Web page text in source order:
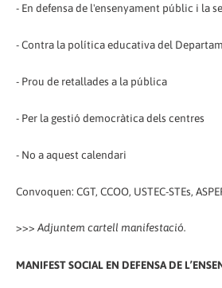
- En defensa de l'ensenyament públic i la
- Contra la política educativa del
- Prou de retallades a la pública
- Per la gestió democràtica dels centres
- No a aquest calendari
Convoquen: CGT, CCOO, USTEC-STEs,
>>> Adjuntem cartell manifestació.
MANIFEST SOCIAL EN DEFENSA DE